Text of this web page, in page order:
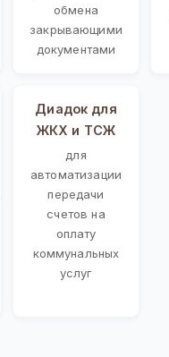
обмена
закрывающими
документами
Диадок для
ЖКХ и ТСЖ
для
автоматизации
передачи
счетов на
оплату
коммунальных
услуг